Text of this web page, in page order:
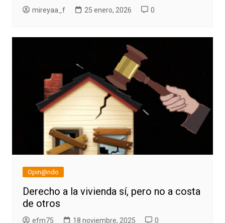
mireyaa_f 25 enero, 2026 0
Opin@ndo
Derecho a la vivienda sí, pero no a costa
de otros
efm75 18 noviembre, 2025 0